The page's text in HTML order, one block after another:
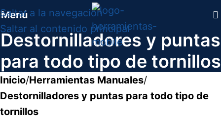
Saltar a la navegación
Saltar al contenido principal
Menú
Destornilladores y puntas
para todo tipo de tornillos
Inicio/Herramientas Manuales/
Destornilladores y puntas para todo tipo de
tornillos